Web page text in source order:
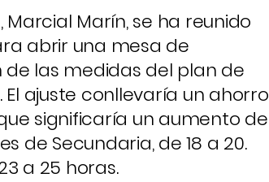
Marín, se ha reunido
abrir una mesa de
las medidas del plan de
ajuste conllevaría un ahorro
significaría un aumento de
de Secundaria, de 18 a 20.
a 25 horas.